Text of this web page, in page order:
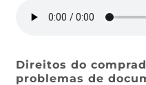
Direitos do
problemas de